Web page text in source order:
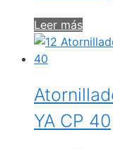
Leer más
YA CP 40